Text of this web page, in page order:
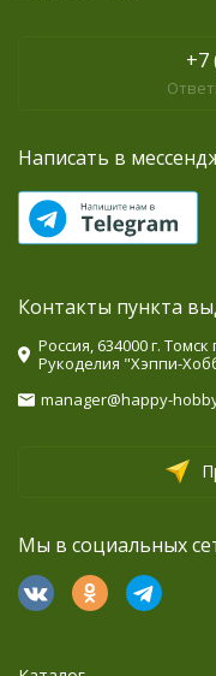
+7
Написать в
Контакты пункта
Россия, 634000 г.
Рукоделия "Хэппи-
manager@happy-
Мы в социальных